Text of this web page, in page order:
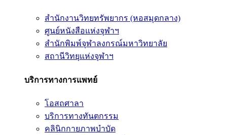
สำนักงานวิทยทรัพยากร (หอสมุดกลาง)
ศูนย์หนังสือแห่งจุฬาฯ
สำนักพิมพ์จุฬาลงกรณ์มหาวิทยาลัย
สถานีวิทยุแห่งจุฬาฯ
บริการทางการแพทย์
โอสถศาลา
บริการทางทันตกรรม
คลินิกกายภาพบำบัด